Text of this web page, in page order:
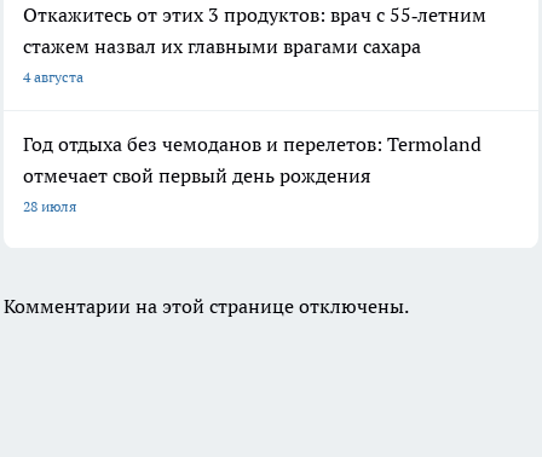
Откажитесь от этих 3 продуктов: врач с 55‑летним
стажем назвал их главными врагами сахара
4 августа
Год отдыха без чемоданов и перелетов: Termoland
отмечает свой первый день рождения
28 июля
Комментарии на этой странице отключены.